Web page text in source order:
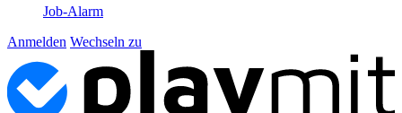
Job-Alarm
Anmelden Wechseln zu